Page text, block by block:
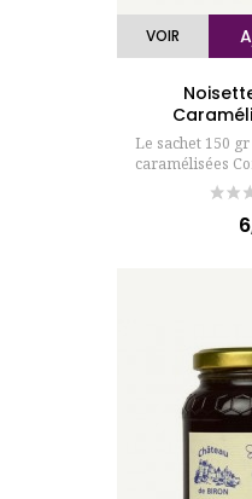
VOIR
Le sachet 150
caramélisées